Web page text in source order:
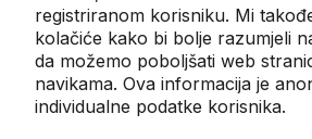
registriranom korisniku. Mi
kolačiće kako bi bolje razumjeli
da možemo poboljšati web
navikama. Ova informacija je
individualne podatke korisnika.